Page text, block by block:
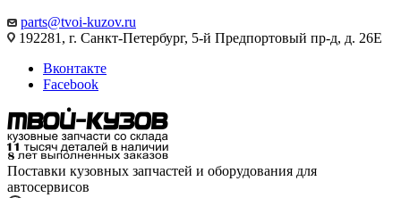
parts@tvoi-kuzov.ru
192281, г. Санкт-Петербург, 5-й Предпортовый пр-д, д. 26Е
Вконтакте
Facebook
Поставки кузовных запчастей и оборудования для
автосервисов